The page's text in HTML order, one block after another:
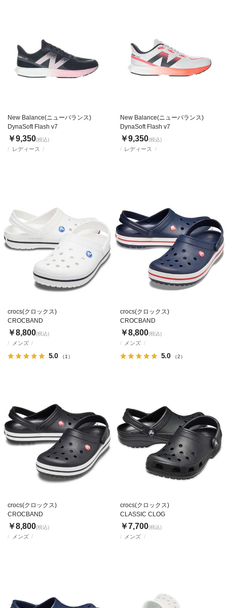
レディース
New Balance(ニューバランス)
DynaSoft Flash v7
￥9,350(税込)
レディース
New Balance(ニューバランス)
DynaSoft Flash v7
￥9,350(税込)
メンズ
5.0 （1）
crocs(クロックス)
CROCBAND
￥8,800(税込)
メンズ
5.0 （2）
crocs(クロックス)
CROCBAND
￥8,800(税込)
メンズ
crocs(クロックス)
CROCBAND
￥8,800(税込)
メンズ
crocs(クロックス)
CLASSIC CLOG
￥7,700(税込)